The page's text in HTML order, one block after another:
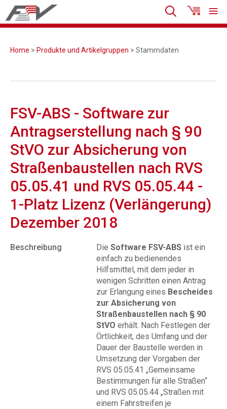
Home > Produkte und Artikelgruppen > Stammdaten
FSV-ABS - Software zur
Antragserstellung nach § 90
StVO zur Absicherung von
Straßenbaustellen nach RVS
05.05.41 und RVS 05.05.44 -
1-Platz Lizenz (Verlängerung)
Dezember 2018
Beschreibung Die Software FSV-ABS ist ein
einfach zu bedienendes
Hilfsmittel, mit dem jeder in
wenigen Schritten einen Antrag
zur Erlangung eines Bescheides
zur Absicherung von
Straßenbaustellen nach § 90
StVO erhält. Nach Festlegen der
Örtlichkeit, des Umfang und der
Dauer der Baustelle werden in
Umsetzung der Vorgaben der
RVS 05.05.41 „Gemeinsame
Bestimmungen für alle Straßen“
und RVS 05.05.44 „Straßen mit
einem Fahrstreifen je